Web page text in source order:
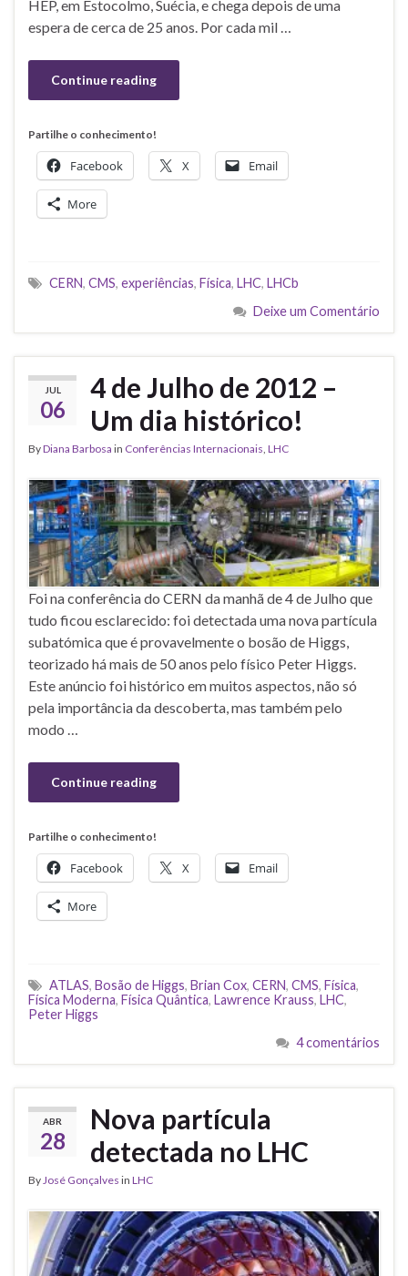
HEP, em Estocolmo, Suécia, e chega depois de uma
espera de cerca de 25 anos. Por cada mil …
Continue reading
Partilhe o conhecimento!
Facebook X Email
More
CERN, CMS, experiências, Física, LHC, LHCb
Deixe um Comentário
JUL
06
4 de Julho de 2012 –
Um dia histórico!
ByDiana Barbosa in Conferências Internacionais, LHC
Foi na conferência do CERN da manhã de 4 de Julho que
tudo ficou esclarecido: foi detectada uma nova partícula
subatómica que é provavelmente o bosão de Higgs,
teorizado há mais de 50 anos pelo físico Peter Higgs.
Este anúncio foi histórico em muitos aspectos, não só
pela importância da descoberta, mas também pelo
modo …
Continue reading
Partilhe o conhecimento!
Facebook X Email
More
ATLAS, Bosão de Higgs, Brian Cox, CERN, CMS, Física,
Física Moderna, Física Quântica, Lawrence Krauss, LHC,
Peter Higgs
4 comentários
ABR
28
Nova partícula
detectada no LHC
By José Gonçalves in LHC